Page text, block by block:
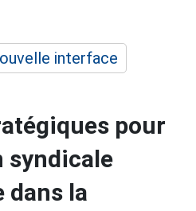
interface
pour
syndicale
dans la